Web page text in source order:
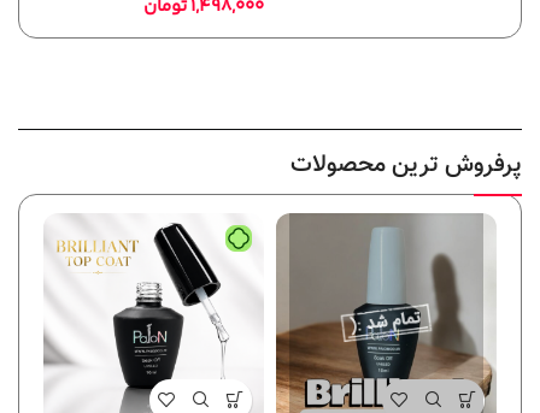
1,498,000تومان
پرفروش ترین محصولات